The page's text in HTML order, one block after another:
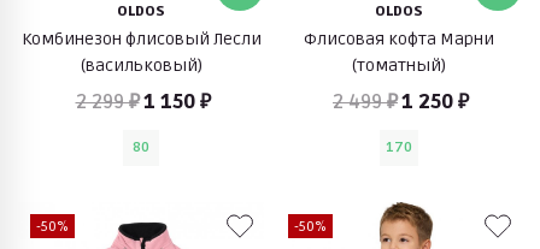
OLDOS
Комбинезон флисовый Лесли
(васильковый)
2 299 ₽1 150 ₽
80
OLDOS
Флисовая кофта Марни
(томатный)
2 499 ₽1 250 ₽
170
-50% -50%